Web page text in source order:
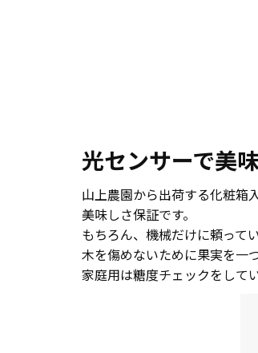
光センサーで美
山上農園から出荷する化粧箱
美味しさ保証です。
もちろん、機械だけに頼って
木を傷めないために果実を一
家庭用は糖度チェックをして